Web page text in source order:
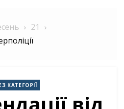
21
КАТЕГОРІЇ